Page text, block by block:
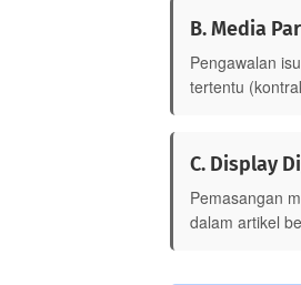
B. Media
Pengawalan
tertentu
C. Display
Pemasangan
dalam artikel